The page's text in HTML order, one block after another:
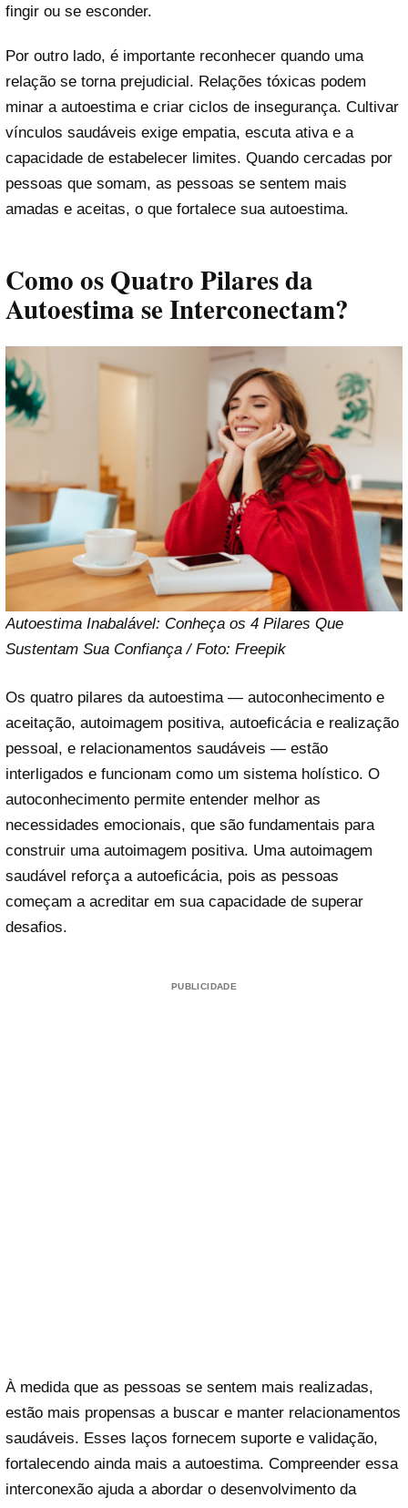
fingir ou se esconder.
Por outro lado, é importante reconhecer quando uma
relação se torna prejudicial. Relações tóxicas podem
minar a autoestima e criar ciclos de insegurança. Cultivar
vínculos saudáveis exige empatia, escuta ativa e a
capacidade de estabelecer limites. Quando cercadas por
pessoas que somam, as pessoas se sentem mais
amadas e aceitas, o que fortalece sua autoestima.
Como os Quatro Pilares da
Autoestima se Interconectam?
Autoestima Inabalável: Conheça os 4 Pilares Que
Sustentam Sua Confiança / Foto: Freepik
Os quatro pilares da autoestima — autoconhecimento e
aceitação, autoimagem positiva, autoeficácia e realização
pessoal, e relacionamentos saudáveis — estão
interligados e funcionam como um sistema holístico. O
autoconhecimento permite entender melhor as
necessidades emocionais, que são fundamentais para
construir uma autoimagem positiva. Uma autoimagem
saudável reforça a autoeficácia, pois as pessoas
começam a acreditar em sua capacidade de superar
desafios.
PUBLICIDADE
À medida que as pessoas se sentem mais realizadas,
estão mais propensas a buscar e manter relacionamentos
saudáveis. Esses laços fornecem suporte e validação,
fortalecendo ainda mais a autoestima. Compreender essa
interconexão ajuda a abordar o desenvolvimento da